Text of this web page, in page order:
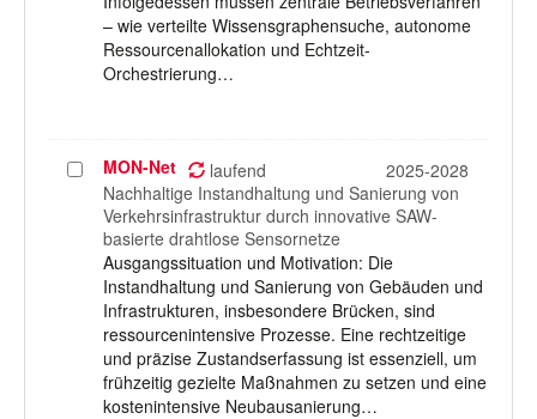
– wie verteilte Wissensgraphensuche, autonome
Ressourcenallokation und Echtzeit-
Orchestrierung…
Projekt
auswählen
MON-Net laufend
2025-2028
Nachhaltige Instandhaltung und Sanierung von
Verkehrsinfrastruktur durch innovative SAW-
basierte drahtlose Sensornetze
Ausgangssituation und Motivation: Die
Instandhaltung und Sanierung von Gebäuden und
Infrastrukturen, insbesondere Brücken, sind
ressourcenintensive Prozesse. Eine rechtzeitige
und präzise Zustandserfassung ist essenziell, um
frühzeitig gezielte Maßnahmen zu setzen und eine
kostenintensive Neubausanierung…